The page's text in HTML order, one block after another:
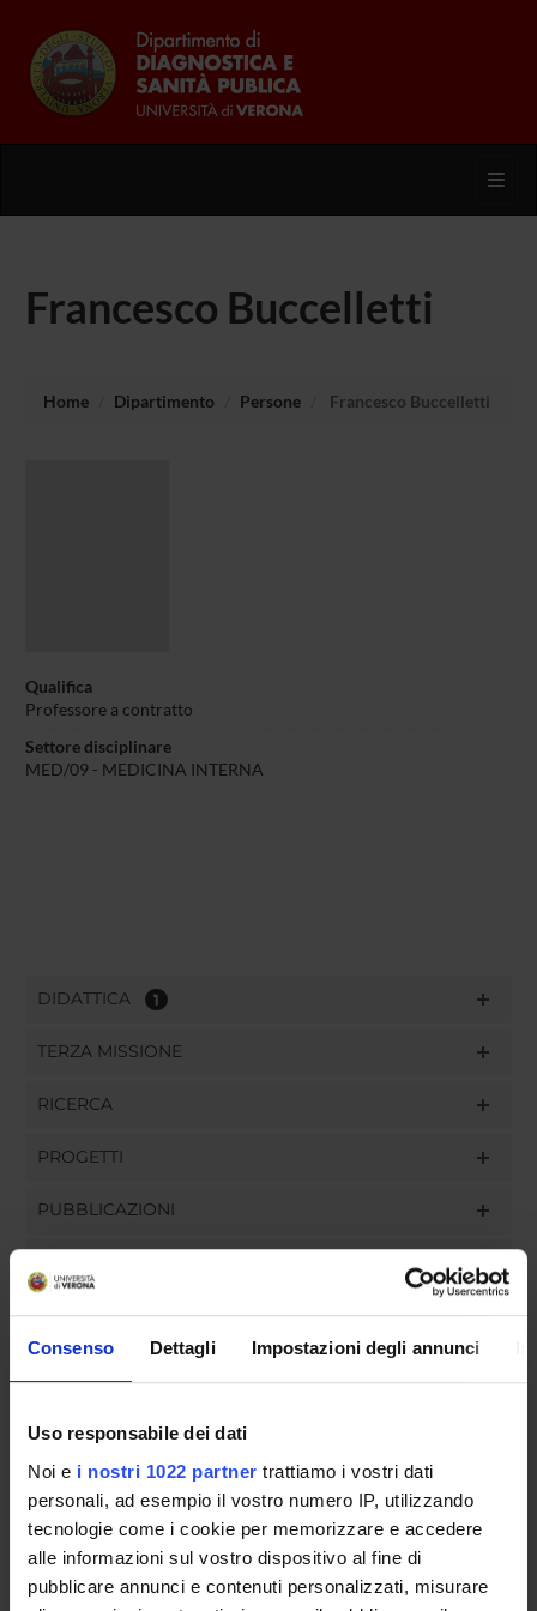
Consenso Dettagli Impostazioni degli annunci
Uso responsabile dei dati
Noi e i nostri 1022 partner trattiamo i vostri dati
personali, ad esempio il vostro numero IP, utilizzando
tecnologie come i cookie per memorizzare e accedere
alle informazioni sul vostro dispositivo al fine di
pubblicare annunci e contenuti personalizzati, misurare
Francesco Buccelletti
Home Dipartimento Persone Francesco Buccelletti
Qualifica
Professore a contratto
Settore disciplinare
MED/09 - MEDICINA INTERNA
DIDATTICA 1
TERZA MISSIONE
RICERCA
PROGETTI
PUBBLICAZIONI
GOVERNANCE
COMMISSIONI
UFFICI E STRUTTURE DI SERVIZIO
SERVIZI DI SEGRETERIA STUDENTI